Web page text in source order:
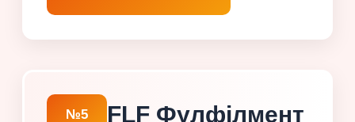
№5 FLF Фулфілмент